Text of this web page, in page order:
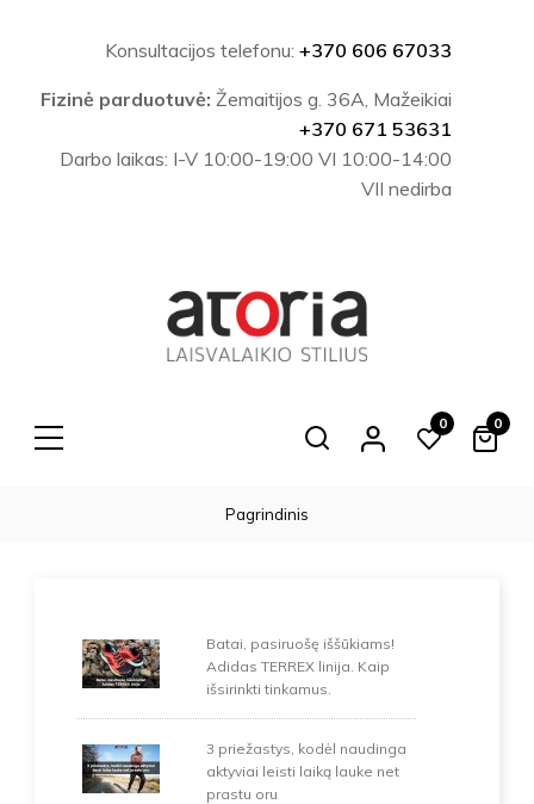
Konsultacijos telefonu: +370 606 67033
Fizinė parduotuvė: Žemaitijos g. 36A, Mažeikiai
+370 671 53631
Darbo laikas: I-V 10:00-19:00 VI 10:00-14:00
VII nedirba
Search
0 0
Pagrindinis
Batai, pasiruošę iššūkiams!
Adidas TERREX linija. Kaip
išsirinkti tinkamus.
3 priežastys, kodėl naudinga
aktyviai leisti laiką lauke net
prastu oru